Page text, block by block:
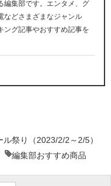
編集部です。エンタメ、グ
などさまざまなジャンル
ング記事やおすすめ記事を
ル祭り（2023/2/2～2/5）
編集部おすすめ商品